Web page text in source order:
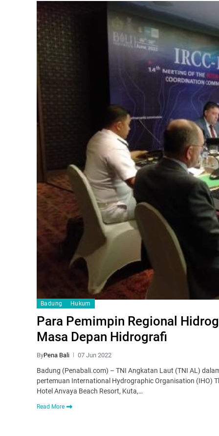
Badung Hukum
Para Pemimpin Regional
Masa Depan Hidrografi
ByPena Bali 07 Jun 2022
Badung (Penabali.com) – TNI Angkatan Laut (TNI AL)
pertemuan International Hydrographic Organisation (IHO)
Hotel Anvaya Beach Resort, Kuta,…
Read More